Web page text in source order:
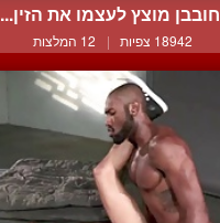
חובבן מוצץ לעצמו את הזין...
18942 צפיות | 12 המלצות